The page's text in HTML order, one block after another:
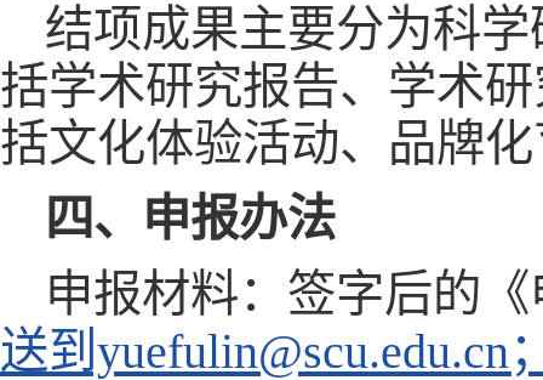
结项成果主要分为科
括学术研究报告、学术
括文化体验活动、品牌
四、申报办法
申报材料：签字后的
送到